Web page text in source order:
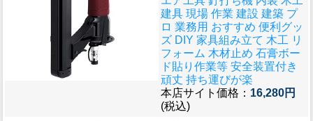
建具 現場 作業 建設 建築 プ
ロ 業務用 おすすめ 便利グッ
ズ DIY 家具組み立て 木工 リ
フォーム 木材止め 石膏ボー
ド貼り作業等 安全装置付き
頑丈 持ち運びが楽
本店サイト価格： 16,280円
(税込)